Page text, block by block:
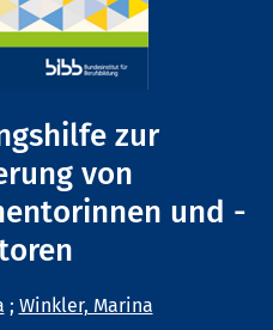
zur
von
und -
; Winkler, Marina